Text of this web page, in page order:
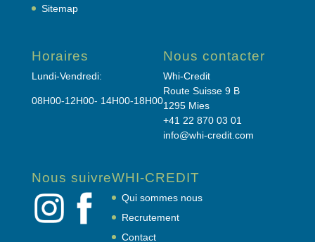
Sitemap
Horaires
Lundi-Vendredi:
08H00-12H00- 14H00-18H00
Nous contacter
Whi-Credit
Route Suisse 9 B
1295 Mies
+41 22 870 03 01
info@whi-credit.com
Nous suivreWHI-CREDIT
Qui sommes nous
Recrutement
Contact